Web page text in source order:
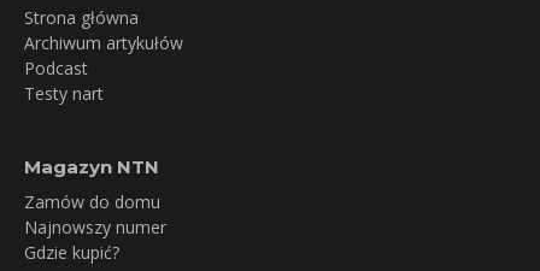
Strona główna
Archiwum artykułów
Podcast
Testy nart
Magazyn NTN
Zamów do domu
Najnowszy numer
Gdzie kupić?